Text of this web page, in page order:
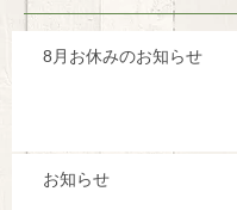
8月お休みのお知らせ
お知らせ